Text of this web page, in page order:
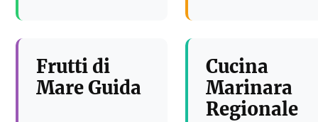
Frutti di
Mare Guida
Cucina
Marinara
Regionale